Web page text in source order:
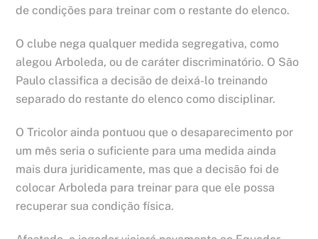
de condições para treinar com o restante do elenco.
O clube nega qualquer medida segregativa, como
alegou Arboleda, ou de caráter discriminatório. O São
Paulo classifica a decisão de deixá-lo treinando
separado do restante do elenco como disciplinar.
O Tricolor ainda pontuou que o desaparecimento por
um mês seria o suficiente para uma medida ainda
mais dura juridicamente, mas que a decisão foi de
colocar Arboleda para treinar para que ele possa
recuperar sua condição física.